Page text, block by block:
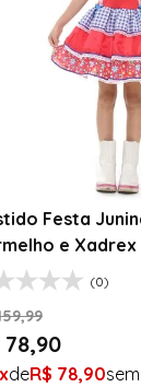
Festa
Xadrez
,99
,99
R$ 99,99